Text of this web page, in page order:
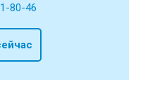
80-46